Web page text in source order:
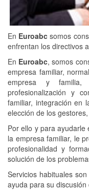
En Euroabc somos
enfrentan los directivos
En Euroabc, somos
empresa familiar,
empresa y
profesionalización y
familiar, integración en
elección de los
Por ello y para
la empresa familiar, le
profesionalidad y
solución de los
Servicios habituales
ayuda para su discusión